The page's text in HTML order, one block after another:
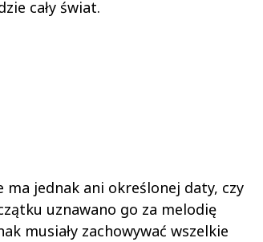
cały świat.
ma jednak ani określonej daty, czy
uznawano go za melodię
musiały zachowywać wszelkie